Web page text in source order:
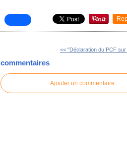
<< "Déclaration du PCF sur
commentaires
Ajouter un commentaire